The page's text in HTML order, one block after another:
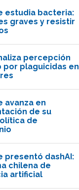
estudia bacteria:
graves y resistir
percepción
por plaguicidas en
avanza en
de su
de
presentó dashAI:
chilena de
artificial